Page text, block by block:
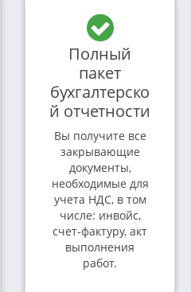
Полный
пакет
бухгалтерско
й отчетности
Вы получите все
закрывающие
документы,
необходимые для
учета НДС, в том
числе: инвойс,
счет-фактуру, акт
выполнения
работ.